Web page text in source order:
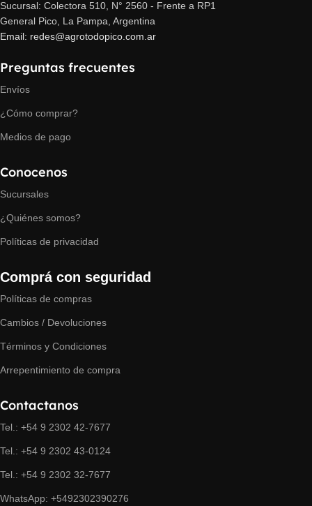
Sucursal: Colectora 510, N° 2560 - Frente a RP1
General Pico, La Pampa, Argentina
Email: redes@agrotodopico.com.ar
Preguntas frecuentes
Envíos
¿Cómo comprar?
Medios de pago
Conocenos
Sucursales
¿Quiénes somos?
Políticas de privacidad
Comprá con seguridad
Políticas de compras
Cambios / Devoluciones
Términos y Condiciones
Arrepentimiento de compra
Contactanos
Tel.: +54 9 2302 42-7677
Tel.: +54 9 2302 43-0124
Tel.: +54 9 2302 32-7677
WhatsApp: +5492302390276